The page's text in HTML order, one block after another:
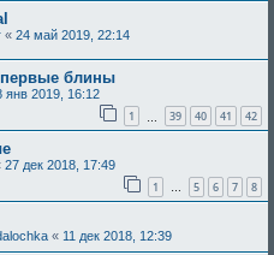
« 24 май 2019, 22:14
блины
янв 2019, 16:12
1 39 40 41 42
27 дек 2018, 17:49
1 … 5 6 7 8
« 11 дек 2018, 12:39